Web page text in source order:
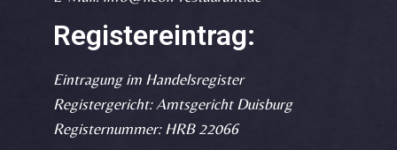
Registereintrag:
Eintragung im Handelsregister
Registergericht: Amtsgericht Duisburg
Registernummer: HRB 22066